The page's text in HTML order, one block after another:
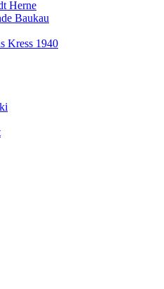
Herne
Baukau
Kress 1940